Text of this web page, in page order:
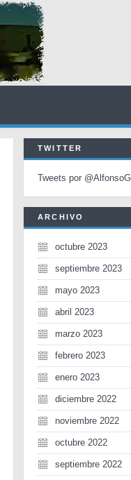
TWITTER
Tweets por
ARCHIVO
octubre 2023
septiembre 2023
mayo 2023
abril 2023
marzo 2023
febrero 2023
enero 2023
diciembre 2022
noviembre 2022
octubre 2022
septiembre 2022